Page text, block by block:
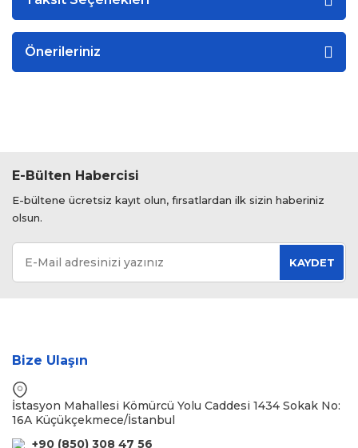
Önerileriniz
E-Bülten Habercisi
E-bültene ücretsiz kayıt olun, fırsatlardan ilk sizin haberiniz
olsun.
KAYDET
Bize Ulaşın
İstasyon Mahallesi Kömürcü Yolu Caddesi 1434 Sokak No:
16A Küçükçekmece/İstanbul
+90 (850) 308 47 56